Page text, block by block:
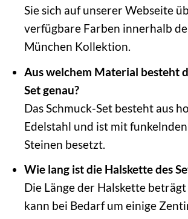
Sie sich auf unserer Webseite
verfügbare Farben innerhalb
München Kollektion.
Aus welchem Material besteht
Set genau?
Das Schmuck-Set besteht aus
Edelstahl und ist mit
Steinen besetzt.
Wie lang ist die Halskette des
Die Länge der Halskette beträgt
kann bei Bedarf um einige